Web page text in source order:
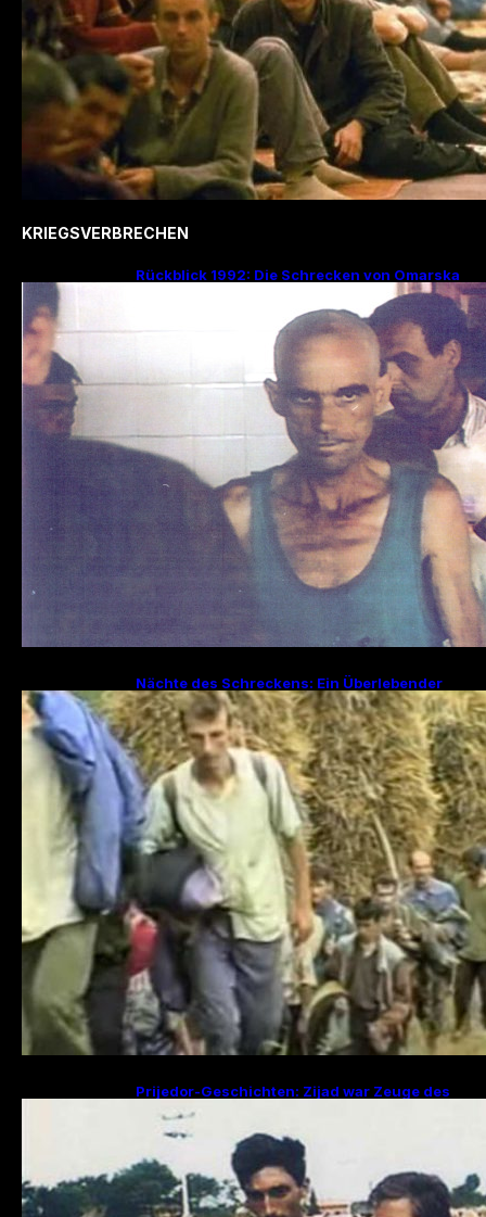
KRIEGSVERBRECHEN
Rückblick 1992: Die Schrecken von Omarska
– Ein düsteres Kapitel im Bosnienkrieg
Nächte des Schreckens: Ein Überlebender
erzählt von den Julitagen 1995 in Srebrenica
Prijedor-Geschichten: Zijad war Zeuge des
sucht Frau und zwei Kinder